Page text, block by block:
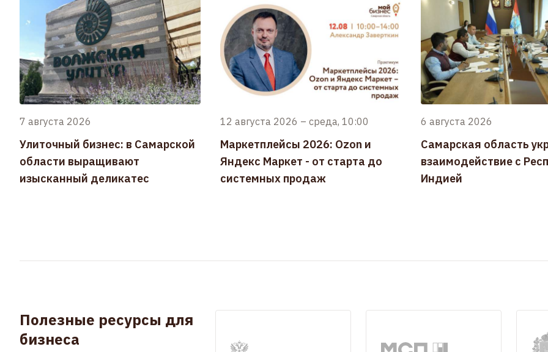
7 августа 2026
Улиточный бизнес: в Самарской
области выращивают
изысканный деликатес
12 августа 2026 – среда, 10:00
Маркетплейсы 2026: Ozon и
Яндекс Маркет - от старта до
системных продаж
6 августа 2026
Самарская область
взаимодействие с
Индией
Полезные ресурсы для
бизнеса